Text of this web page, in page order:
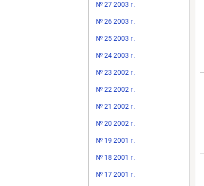
№ 27 2003 г.
№ 26 2003 г.
№ 25 2003 г.
№ 24 2003 г.
№ 23 2002 г.
№ 22 2002 г.
№ 21 2002 г.
№ 20 2002 г.
№ 19 2001 г.
№ 18 2001 г.
№ 17 2001 г.